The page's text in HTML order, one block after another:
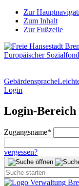
Zur
Zum Inhalt
Zur Fußzeile
Europäischer
Gebärdensprache
Login
Login-Bereich
Zugangsname*
vergessen?